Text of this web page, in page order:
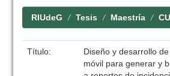
RIUdeG Tesis Maestría
Título:
Diseño y desarrollo
móvil para generar y